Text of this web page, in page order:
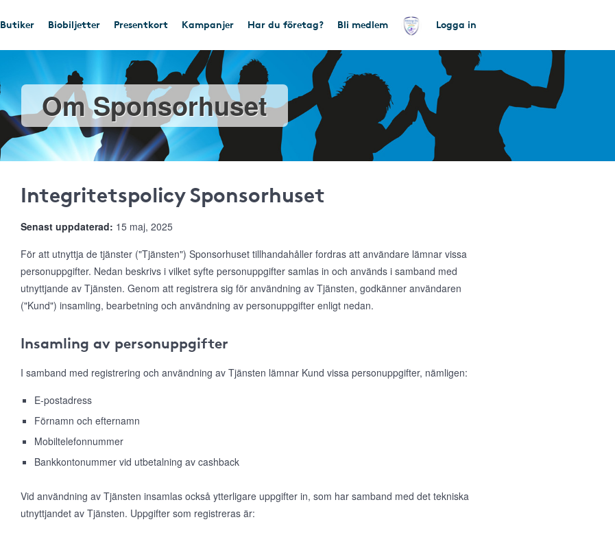
Butiker Biobiljetter Presentkort Kampanjer Har du företag? Bli medlem Logga in
Om Sponsorhuset
Integritetspolicy Sponsorhuset
Senast uppdaterad: 15 maj, 2025
För att utnyttja de tjänster ("Tjänsten") Sponsorhuset tillhandahåller fordras att användare lämnar vissa
personuppgifter. Nedan beskrivs i vilket syfte personuppgifter samlas in och används i samband med
utnyttjande av Tjänsten. Genom att registrera sig för användning av Tjänsten, godkänner användaren
("Kund") insamling, bearbetning och användning av personuppgifter enligt nedan.
Insamling av personuppgifter
I samband med registrering och användning av Tjänsten lämnar Kund vissa personuppgifter, nämligen:
E-postadress
Förnamn och efternamn
Mobiltelefonnummer
Bankkontonummer vid utbetalning av cashback
Vid användning av Tjänsten insamlas också ytterligare uppgifter in, som har samband med det tekniska
utnyttjandet av Tjänsten. Uppgifter som registreras är: